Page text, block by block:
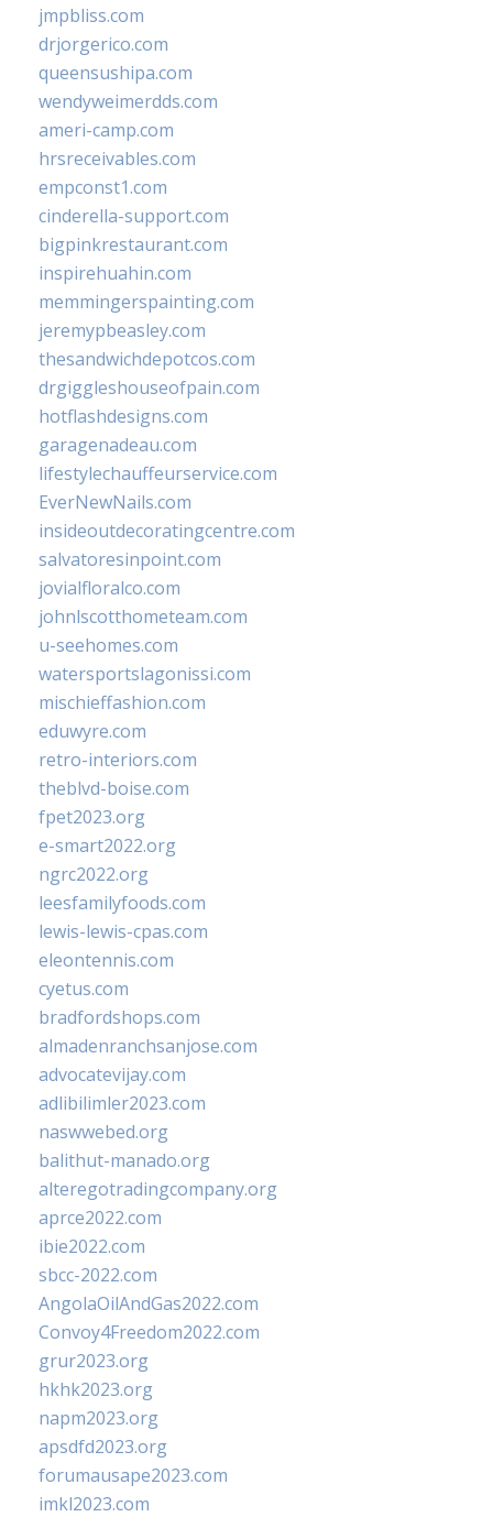
jmpbliss.com
drjorgerico.com
queensushipa.com
wendyweimerdds.com
ameri-camp.com
hrsreceivables.com
empconst1.com
cinderella-support.com
bigpinkrestaurant.com
inspirehuahin.com
memmingerspainting.com
jeremypbeasley.com
thesandwichdepotcos.com
drgiggleshouseofpain.com
hotflashdesigns.com
garagenadeau.com
lifestylechauffeurservice.com
EverNewNails.com
insideoutdecoratingcentre.com
salvatoresinpoint.com
jovialfloralco.com
johnlscotthometeam.com
u-seehomes.com
watersportslagonissi.com
mischieffashion.com
eduwyre.com
retro-interiors.com
theblvd-boise.com
fpet2023.org
e-smart2022.org
ngrc2022.org
leesfamilyfoods.com
lewis-lewis-cpas.com
eleontennis.com
cyetus.com
bradfordshops.com
almadenranchsanjose.com
advocatevijay.com
adlibilimler2023.com
naswwebed.org
balithut-manado.org
alteregotradingcompany.org
aprce2022.com
ibie2022.com
sbcc-2022.com
AngolaOilAndGas2022.com
Convoy4Freedom2022.com
grur2023.org
hkhk2023.org
napm2023.org
apsdfd2023.org
forumausape2023.com
imkl2023.com